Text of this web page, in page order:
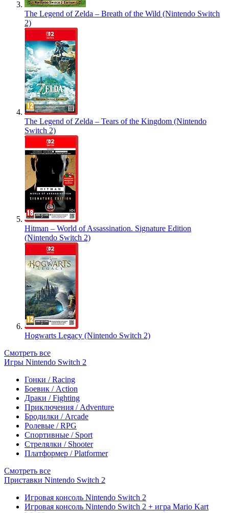
The Legend of Zelda – Breath of the Wild (Nintendo Switch
2)
The Legend of Zelda – Tears of the Kingdom (Nintendo
Switch 2)
Hitman – World of Assassination. Signature Edition
(Nintendo Switch 2)
Hogwarts Legacy (Nintendo Switch 2)
Смотреть все
Игры Nintendo Switch 2
Гонки / Racing
Боевик / Action
Драки / Fighting
Приключения / Adventure
Бродилки / Arcade
Ролевые / RPG
Спортивные / Sport
Стрелялки / Shooter
Платформер / Platformer
Смотреть все
Приставки Nintendo Switch 2
Игровая консоль Nintendo Switch 2
Игровая консоль Nintendo Switch 2 + игра Mario Kart